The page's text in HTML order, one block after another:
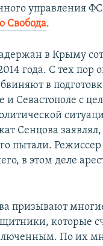
управления
Свобода.
в Крыму
года. С тех пор
в
и Севастополе с
Сенцова заявлял,
пытали. Режиссер
в этом деле
призывают
которые
По их